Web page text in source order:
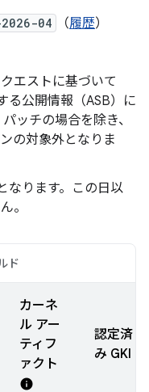
04 （履歴）
エストに基づいて
る公開情報（ASB）に
ッチの場合を除き、
の対象外となりま
なります。この日以
。
ド
カーネ
ル アー
ティフ
ァクト
info
認定済
み GKI